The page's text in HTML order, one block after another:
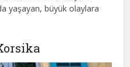
yaşayan, büyük olaylara